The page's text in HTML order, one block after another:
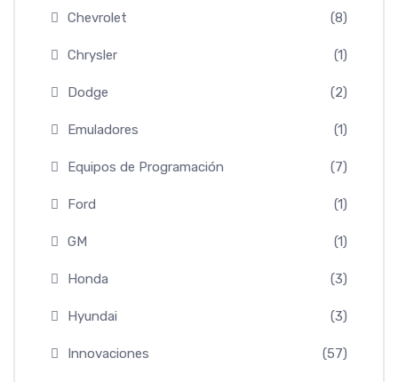
Chevrolet (8)
Chrysler (1)
Dodge (2)
Emuladores (1)
Equipos de Programación (7)
Ford (1)
GM (1)
Honda (3)
Hyundai (3)
Innovaciones (57)